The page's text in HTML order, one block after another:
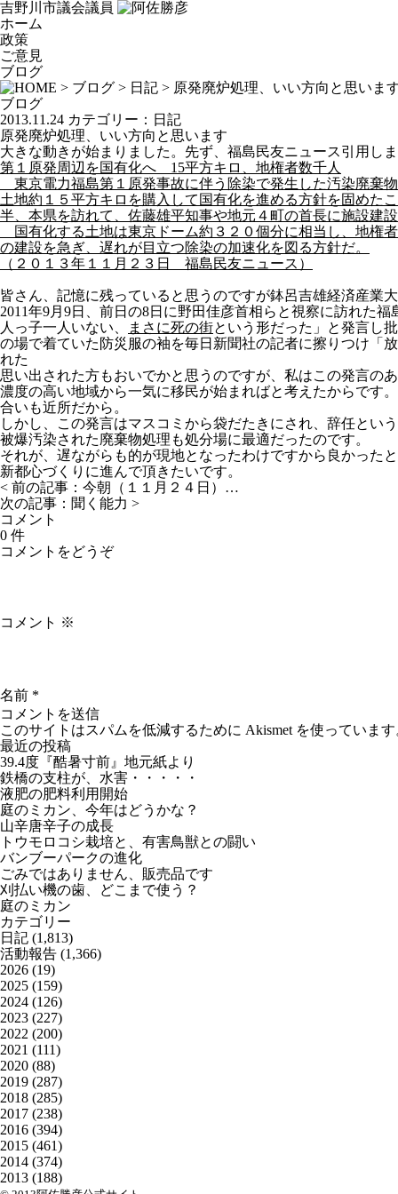
吉野川市議会議員
ホーム
政策
ご意見
ブログ
> ブログ > 日記 > 原発廃炉処理、いい方向と思いま
ブログ
2013.11.24 カテゴリー： 日記
原発廃炉処理、いい方向と思います
大きな動きが始まりました。先ず、福島民友ニュース引用し
第１原発周辺を国有化へ 15平方キロ、地権者数千人
東京電力福島第１原発事故に伴う除染で発生した汚染廃棄
土地約１５平方キロを購入して国有化を進める方針を固めた
半、本県を訪れて、佐藤雄平知事や地元４町の首長に施設建
国有化する土地は東京ドーム約３２０個分に相当し、地権
の建設を急ぎ、遅れが目立つ除染の加速化を図る方針だ。
（２０１３年１１月２３日 福島民友ニュース）
皆さん、記憶に残っていると思うのですが鉢呂吉雄経済産業
2011年9月9日、前日の8日に野田佳彦首相らと視察に訪れた
人っ子一人いない、
まさに死の街という形だった」と発言し
の場で着ていた防災服の袖を毎日新聞社の記者に擦りつけ「
れた
思い出された方もおいでかと思うのですが、私はこの発言の
濃度の高い地域から一気に移民が始まればと考えたからです
合いも近所だから。
しかし、この発言はマスコミから袋だたきにされ、辞任とい
被爆汚染された廃棄物処理も処分場に最適だったのです。
それが、遅ながらも的が現地となったわけですから良かった
新都心づくりに進んで頂きたいです。
< 前の記事： 今朝（１１月２４日）…
次の記事： 聞く能力 >
コメント
0 件
コメントをどうぞ
コメント ※
名前 *
このサイトはスパムを低減するために Akismet を使っていま
最近の投稿
39.4度『酷暑寸前』地元紙より
鉄橋の支柱が、水害・・・・・
液肥の肥料利用開始
庭のミカン、今年はどうかな？
山辛唐辛子の成長
トウモロコシ栽培と、有害鳥獣との闘い
バンブーパークの進化
ごみではありません、販売品です
刈払い機の歯、どこまで使う？
庭のミカン
カテゴリー
日記 (1,813)
活動報告 (1,366)
2026 (19)
2025 (159)
2024 (126)
2023 (227)
2022 (200)
2021 (111)
2020 (88)
2019 (287)
2018 (285)
2017 (238)
2016 (394)
2015 (461)
2014 (374)
2013 (188)